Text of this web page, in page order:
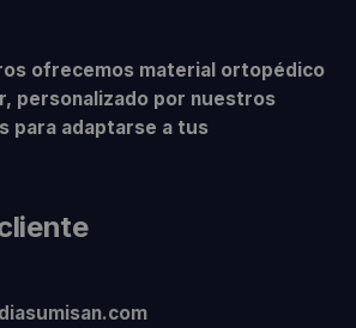
ofrecemos material ortopédico
personalizado por nuestros
para adaptarse a tus